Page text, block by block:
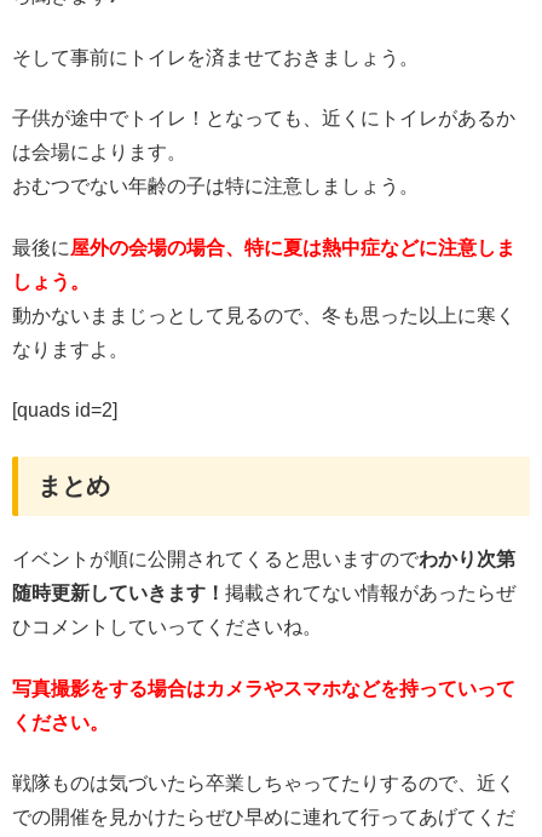
そして事前にトイレを済ませておきましょう。
子供が途中でトイレ！となっても、近くにトイレがあるか
は会場によります。
おむつでない年齢の子は特に注意しましょう。
最後に屋外の会場の場合、特に夏は熱中症などに注意しま
しょう。
動かないままじっとして見るので、冬も思った以上に寒く
なりますよ。
[quads id=2]
まとめ
イベントが順に公開されてくると思いますのでわかり次第
随時更新していきます！ 掲載されてない情報があったらぜ
ひコメントしていってくださいね。
写真撮影をする場合はカメラやスマホなどを持っていって
ください。
戦隊ものは気づいたら卒業しちゃってたりするので、近く
での開催を見かけたらぜひ早めに連れて行ってあげてくだ